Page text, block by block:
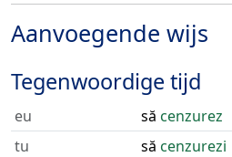
Aanvoegende wijs
Tegenwoordige tijd
eu să cenzurez
tu
să cenzurezi